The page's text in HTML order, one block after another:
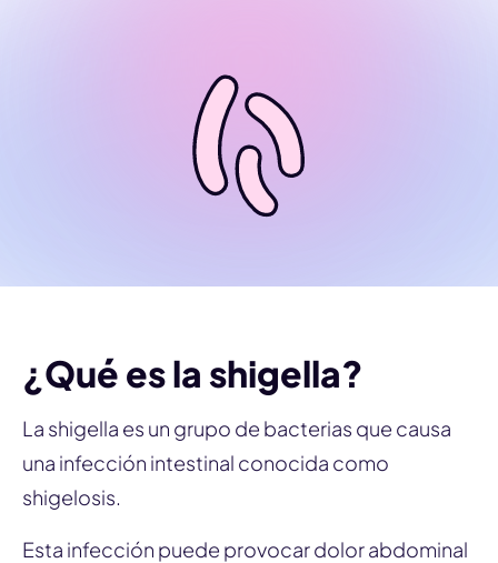
¿Qué es la shigella?
La shigella es un grupo de bacterias que causa
una infección intestinal conocida como
shigelosis.
Esta infección puede provocar dolor abdominal